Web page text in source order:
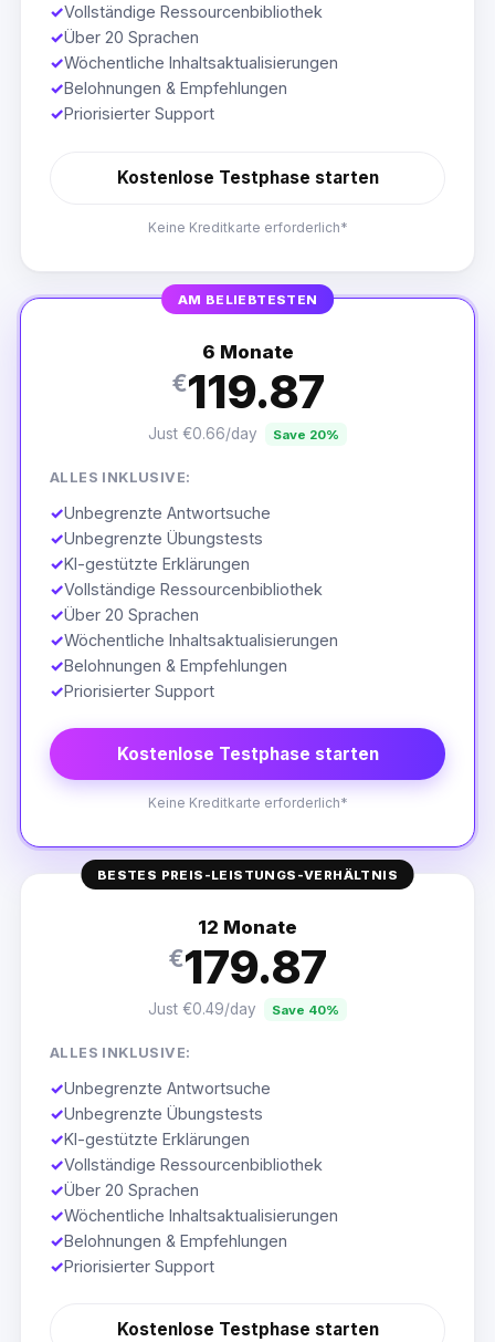
✓Vollständige Ressourcenbibliothek
✓Über 20 Sprachen
✓Wöchentliche Inhaltsaktualisierungen
✓Belohnungen & Empfehlungen
✓Priorisierter Support
Kostenlose Testphase starten
Keine Kreditkarte erforderlich*
AM BELIEBTESTEN
6 Monate
€119.87
Just €0.66/day Save 20%
ALLES INKLUSIVE:
✓Unbegrenzte Antwortsuche
✓Unbegrenzte Übungstests
✓KI-gestützte Erklärungen
✓Vollständige Ressourcenbibliothek
✓Über 20 Sprachen
✓Wöchentliche Inhaltsaktualisierungen
✓Belohnungen & Empfehlungen
✓Priorisierter Support
Kostenlose Testphase starten
Keine Kreditkarte erforderlich*
BESTES PREIS-LEISTUNGS-VERHÄLTNIS
12 Monate
€179.87
Just €0.49/day Save 40%
ALLES INKLUSIVE:
✓Unbegrenzte Antwortsuche
✓Unbegrenzte Übungstests
✓KI-gestützte Erklärungen
✓Vollständige Ressourcenbibliothek
✓Über 20 Sprachen
✓Wöchentliche Inhaltsaktualisierungen
✓Belohnungen & Empfehlungen
✓Priorisierter Support
Kostenlose Testphase starten